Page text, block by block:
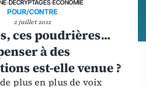
›DÉCRYPTAGES›ECONOMIE
POUR/CONTRE
2 juillet 2012
ces poudrières...
à des
est-elle venue ?
plus en plus de voix